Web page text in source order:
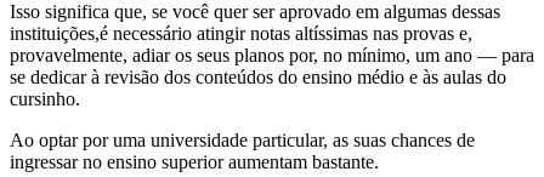
Isso significa que, se você quer ser aprovado em algumas dessas
instituições,é necessário atingir notas altíssimas nas provas e,
provavelmente, adiar os seus planos por, no mínimo, um ano — para
se dedicar à revisão dos conteúdos do ensino médio e às aulas do
cursinho.
Ao optar por uma universidade particular, as suas chances de
ingressar no ensino superior aumentam bastante.